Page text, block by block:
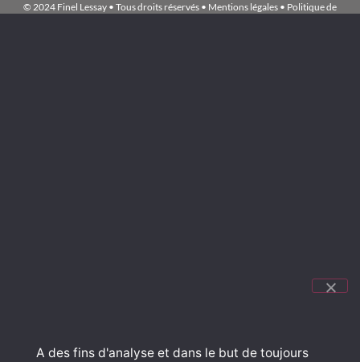
© 2024 Finel Lessay • Tous droits réservés • Mentions légales • Politique de
SERVICES
A des fins d'analyse et dans le but de toujours